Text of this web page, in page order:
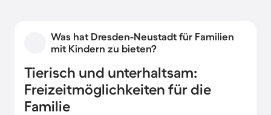
Was hat Dresden-Neustadt für Familien
mit Kindern zu bieten?
Tierisch und unterhaltsam:
Freizeitmöglichkeiten für die
Familie